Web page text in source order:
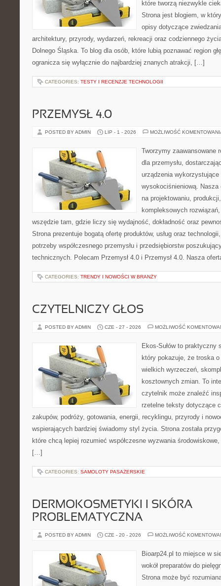
które tworzą niezwykle
Strona jest blogiem, w
opisy dotyczące
architektury, przyrody, wydarzeń, rekreacji oraz codziennego
Dolnego Śląska. To blog dla osób, które lubią poznawać region
ogranicza się wyłącznie do najbardziej znanych atrakcji, […]
CATEGORIES: TESTY I RECENZJE TECHNOLOGII
PRZEMYSŁ 4.0
POSTED BY ADMIN LIP - 1 - 2026 MOŻLIWOŚĆ
Tworzymy zaawansowane
dla przemysłu,
urządzenia wykorzystujące
wysokociśnieniową. Nasza
na projektowaniu,
kompleksowych
wszędzie tam, gdzie liczy się wydajność, dokładność oraz
Strona prezentuje bogatą ofertę produktów, usług oraz
potrzeby współczesnego przemysłu i przedsiębiorstw
technicznych. Polecam Przemysł 4.0 i Przemysł 4.0. Nasza
CATEGORIES: TRENDY I NOWOŚCI W BRANŻY
CZYTELNICZY GŁOS
POSTED BY ADMIN CZE - 27 - 2026 MOŻLIWOŚĆ
Ekos-Sułów to praktyczny
który pokazuje, że troska
wielkich wyrzeczeń,
kosztownych zmian. To
czytelnik może znaleźć
rzetelne teksty dotyczące
zakupów, podróży, gotowania, energii, recyklingu, przyrody i
wspierających bardziej świadomy styl życia. Strona została
które chcą lepiej rozumieć współczesne wyzwania
[…]
CATEGORIES: SAMOLOTY PASAŻERSKIE
DERMOKOSMETYKI I SKÓRA
PROBLEMATYCZNA
POSTED BY ADMIN CZE - 20 - 2026 MOŻLIWOŚĆ
Bioarp24.pl to miejsce w
wokół preparatów do
Strona może być